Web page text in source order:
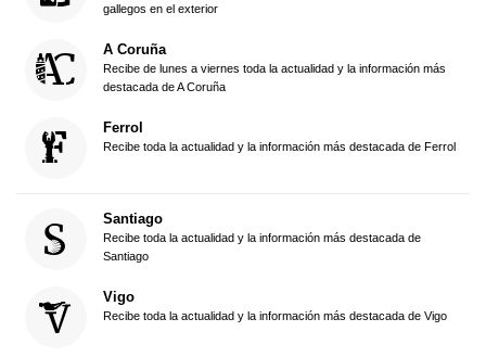
gallegos en el exterior
A Coruña
Recibe de lunes a viernes toda la actualidad y la información más
destacada de A Coruña
Ferrol
Recibe toda la actualidad y la información más destacada de Ferrol
Santiago
Recibe toda la actualidad y la información más destacada de
Santiago
Vigo
Recibe toda la actualidad y la información más destacada de Vigo